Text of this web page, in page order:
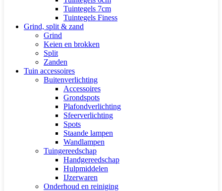
Tuintegels 7cm
Tuintegels Finess
Grind, split & zand
Grind
Keien en brokken
Split
Zanden
Tuin accessoires
Buitenverlichting
Accessoires
Grondspots
Plafondverlichting
Sfeerverlichting
Spots
Staande lampen
Wandlampen
Tuingereedschap
Handgereedschap
Hulpmiddelen
IJzerwaren
Onderhoud en reiniging